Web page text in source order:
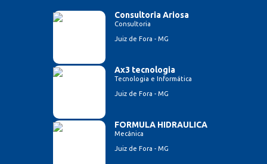
Consultoria Ariosa
Consultoria
Juiz de Fora - MG
Ax3 tecnologia
Tecnologia e Informática
Juiz de Fora - MG
FORMULA HIDRAULICA
Mecânica
Juiz de Fora - MG